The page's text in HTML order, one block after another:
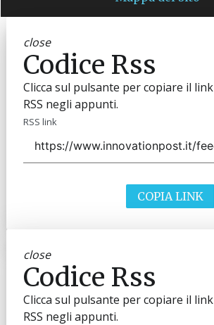
close
Codice Rss
Clicca sul pulsante per copiare il link
RSS negli appunti.
RSS link
COPIA LINK
close
Codice Rss
Clicca sul pulsante per copiare il link
RSS negli appunti.